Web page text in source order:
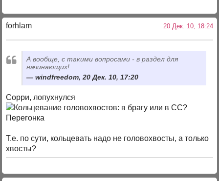
forhlam 20 Дек. 10, 18:24
А вообще, с такими вопросами - в раздел для
начинающих!
windfreedom, 20 Дек. 10, 17:20
Сорри, лопухнулся
Т.е. по сути, кольцевать надо не головохвосты, а только
хвосты?